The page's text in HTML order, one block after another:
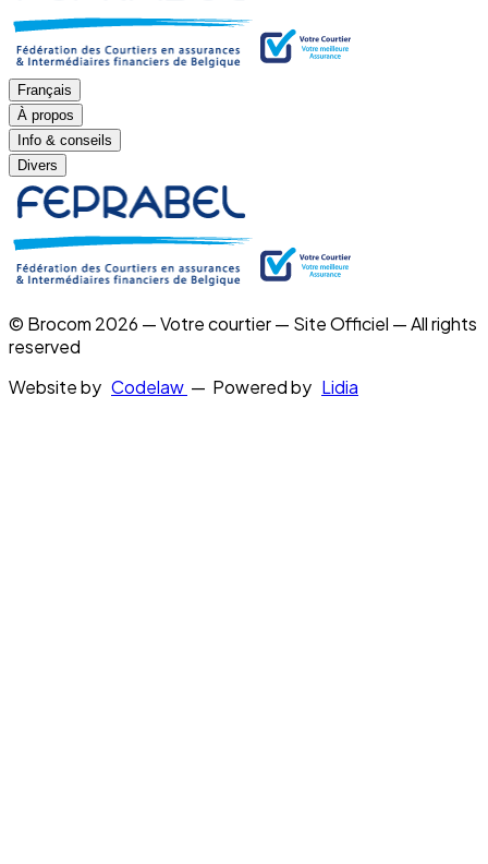
Français
À propos
Info & conseils
Divers
© Brocom 2026 — Votre courtier — Site Officiel — All rights
reserved
Website by Codelaw — Powered by Lidia